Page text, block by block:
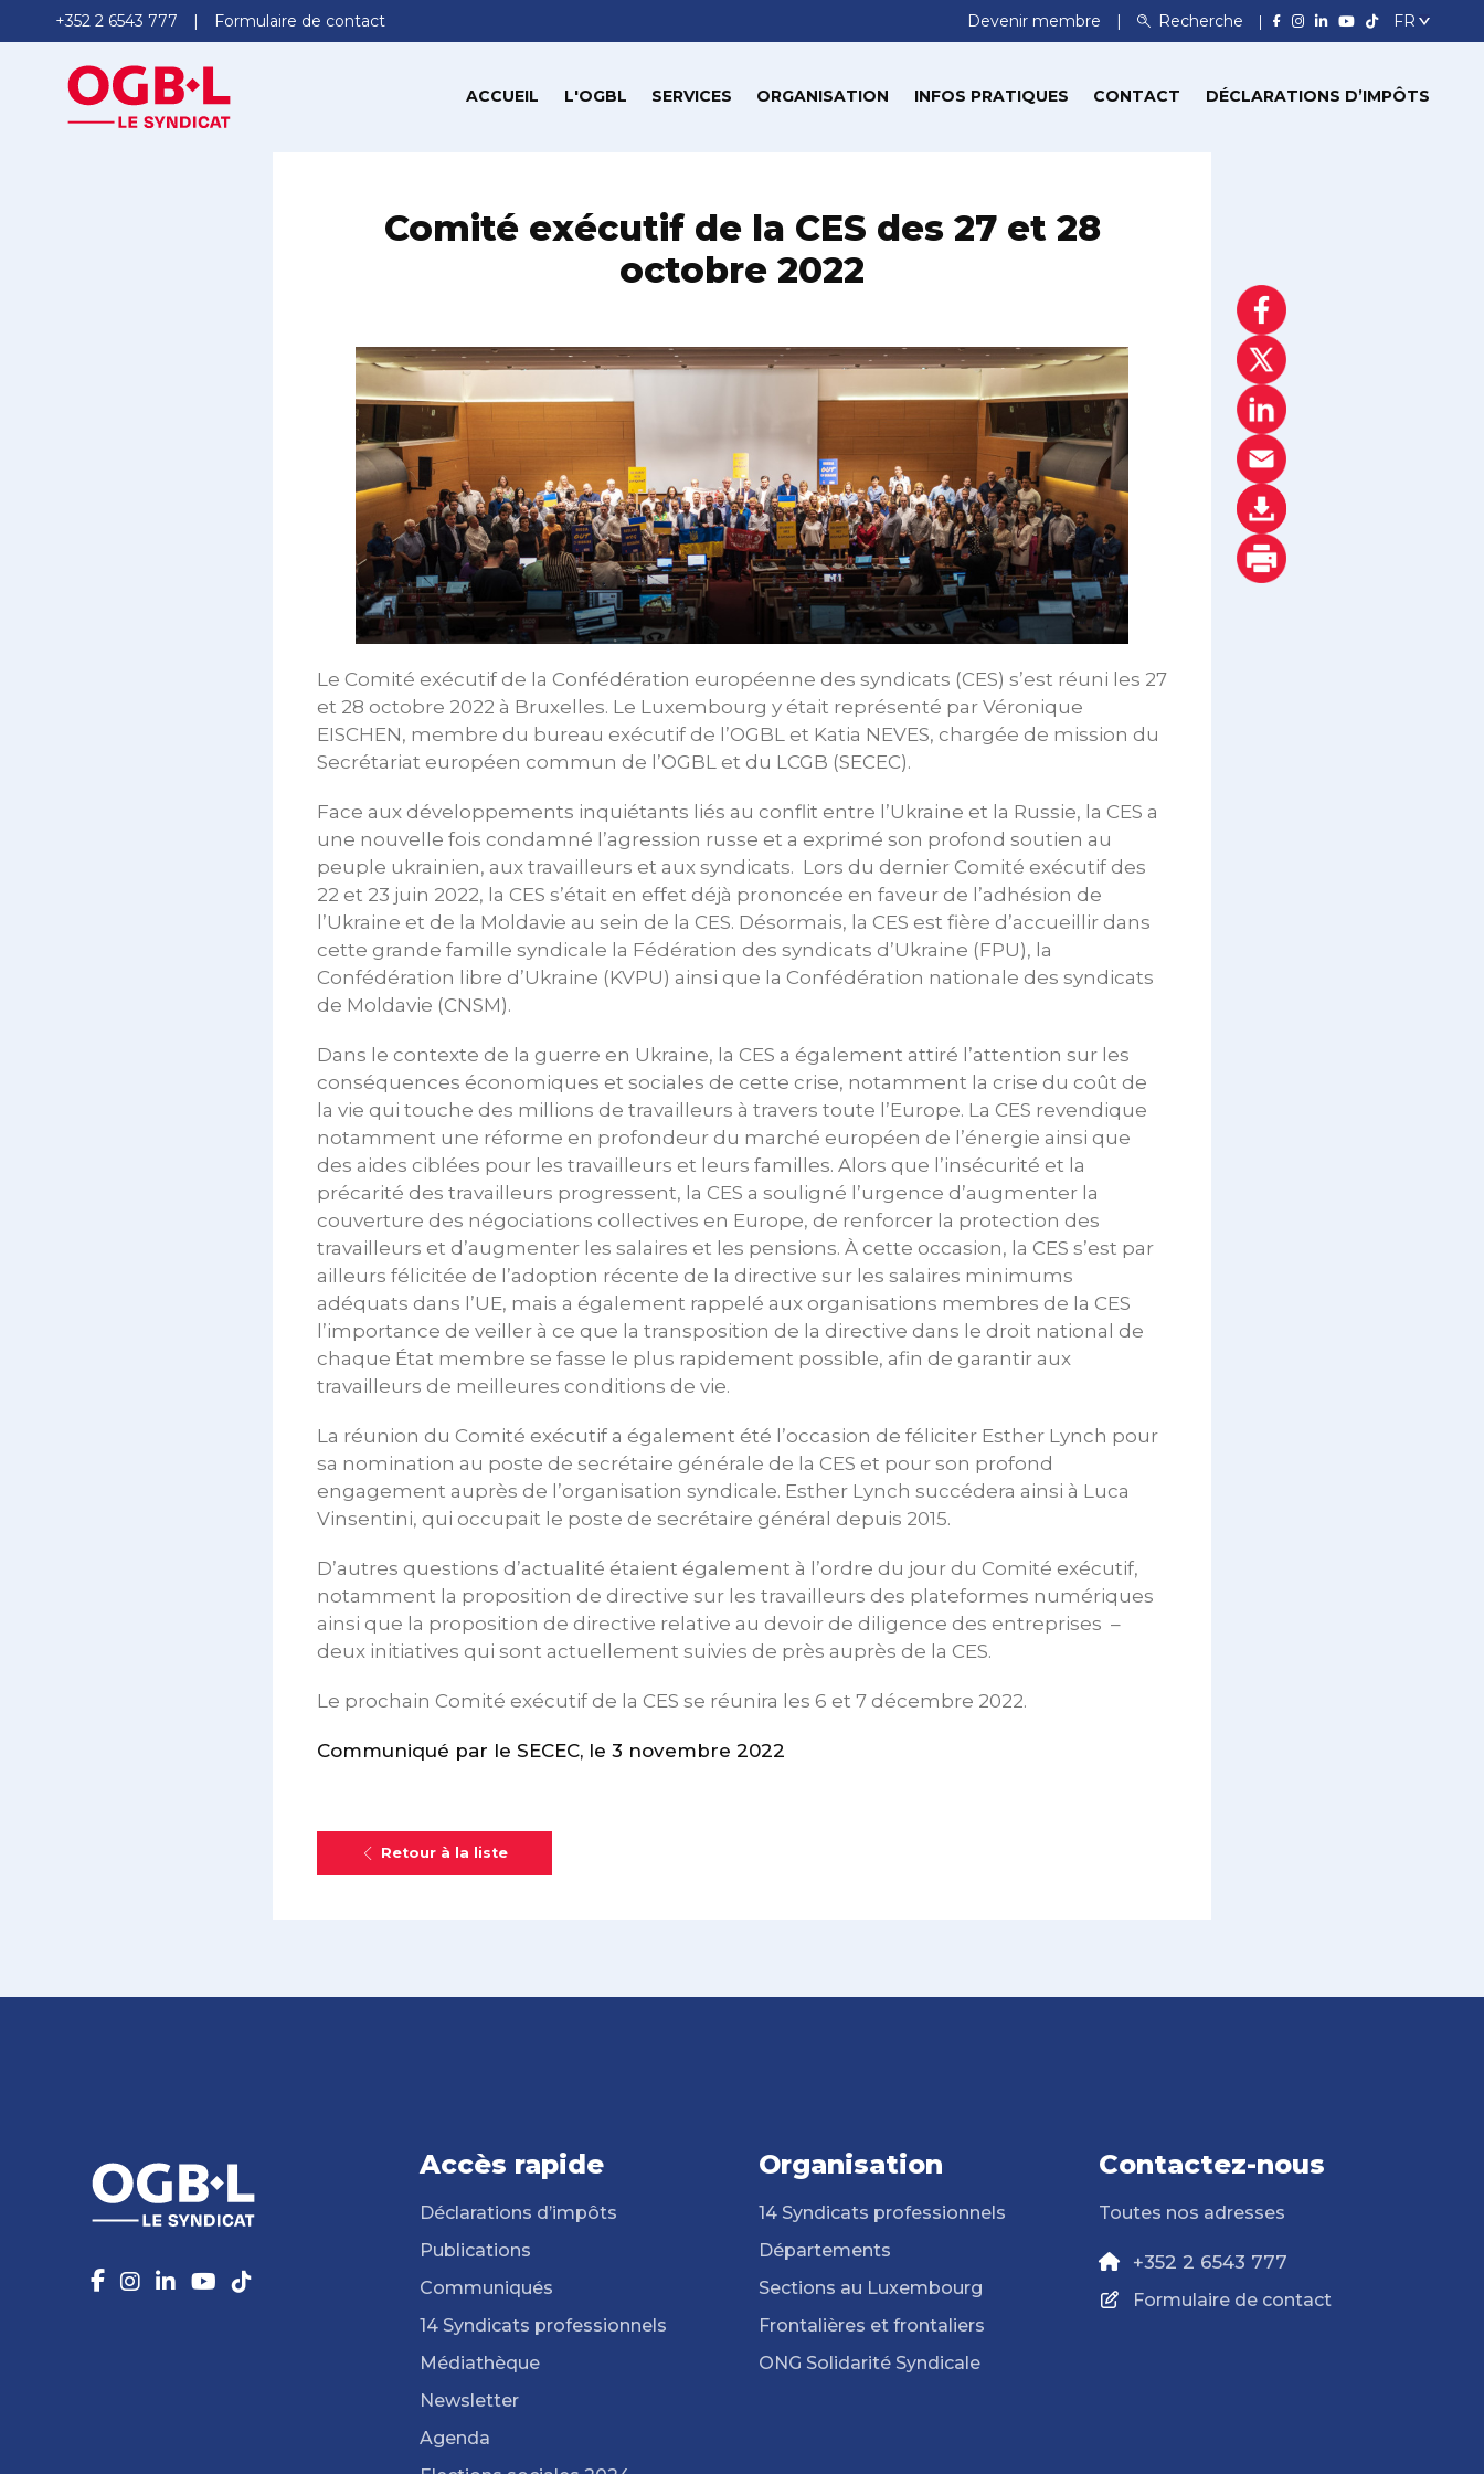
+352 2 6543 777 Formulaire de contact Devenir membre Recherche
ACCUEIL L'OGBL SERVICES ORGANISATION INFOS PRATIQUES CONTACT DÉCLARATIONS D’IMPÔTS
Comité exécutif de la CES des 27 et 28
octobre 2022
Le Comité exécutif de la Confédération européenne des syndicats (CES) s’est réuni les 27
et 28 octobre 2022 à Bruxelles. Le Luxembourg y était représenté par Véronique
EISCHEN, membre du bureau exécutif de l’OGBL et Katia NEVES, chargée de mission du
Secrétariat européen commun de l’OGBL et du LCGB (SECEC).
Face aux développements inquiétants liés au conflit entre l’Ukraine et la Russie, la CES a
une nouvelle fois condamné l’agression russe et a exprimé son profond soutien au
peuple ukrainien, aux travailleurs et aux syndicats. Lors du dernier Comité exécutif des
22 et 23 juin 2022, la CES s’était en effet déjà prononcée en faveur de l’adhésion de
l’Ukraine et de la Moldavie au sein de la CES. Désormais, la CES est fière d’accueillir dans
cette grande famille syndicale la Fédération des syndicats d’Ukraine (FPU), la
Confédération libre d’Ukraine (KVPU) ainsi que la Confédération nationale des syndicats
de Moldavie (CNSM).
Dans le contexte de la guerre en Ukraine, la CES a également attiré l’attention sur les
conséquences économiques et sociales de cette crise, notamment la crise du coût de
la vie qui touche des millions de travailleurs à travers toute l’Europe. La CES revendique
notamment une réforme en profondeur du marché européen de l’énergie ainsi que
des aides ciblées pour les travailleurs et leurs familles. Alors que l’insécurité et la
précarité des travailleurs progressent, la CES a souligné l’urgence d’augmenter la
couverture des négociations collectives en Europe, de renforcer la protection des
travailleurs et d’augmenter les salaires et les pensions. À cette occasion, la CES s’est par
ailleurs félicitée de l’adoption récente de la directive sur les salaires minimums
adéquats dans l’UE, mais a également rappelé aux organisations membres de la CES
l’importance de veiller à ce que la transposition de la directive dans le droit national de
chaque État membre se fasse le plus rapidement possible, afin de garantir aux
travailleurs de meilleures conditions de vie.
La réunion du Comité exécutif a également été l’occasion de féliciter Esther Lynch pour
sa nomination au poste de secrétaire générale de la CES et pour son profond
engagement auprès de l’organisation syndicale. Esther Lynch succédera ainsi à Luca
Vinsentini, qui occupait le poste de secrétaire général depuis 2015.
D’autres questions d’actualité étaient également à l’ordre du jour du Comité exécutif,
notamment la proposition de directive sur les travailleurs des plateformes numériques
ainsi que la proposition de directive relative au devoir de diligence des entreprises –
deux initiatives qui sont actuellement suivies de près auprès de la CES.
Le prochain Comité exécutif de la CES se réunira les 6 et 7 décembre 2022.
Communiqué par le SECEC, le 3 novembre 2022
Retour à la liste
Accès rapide
Déclarations d’impôts
Publications
Communiqués
14 Syndicats professionnels
Médiathèque
Newsletter
Agenda
Organisation
14 Syndicats professionnels
Départements
Sections au Luxembourg
Frontalières et frontaliers
ONG Solidarité Syndicale
Contactez-nous
Toutes nos adresses
+352 2 6543 777
Formulaire de contact